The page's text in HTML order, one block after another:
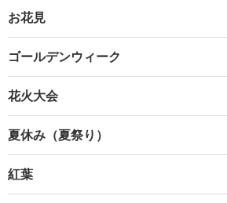
お花見
ゴールデンウィーク
花火大会
夏休み（夏祭り）
紅葉